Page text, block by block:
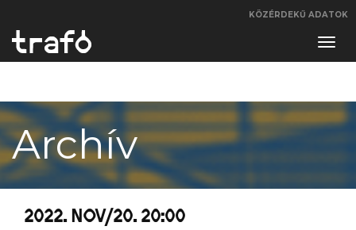
KÖZÉRDEKŰ ADATOK
Archív
2022. NOV/20. 20:00